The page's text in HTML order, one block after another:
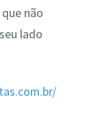
não
lado